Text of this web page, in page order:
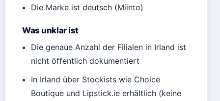
Die Marke ist deutsch (Miinto)
Was unklar ist
Die genaue Anzahl der Filialen in Irland ist
nicht öffentlich dokumentiert
In Irland über Stockists wie Choice
Boutique und Lipstick.ie erhältlich (keine